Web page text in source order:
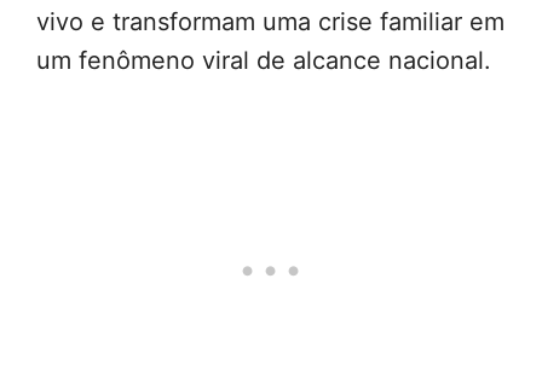
vivo e transformam uma crise familiar em
um fenômeno viral de alcance nacional.